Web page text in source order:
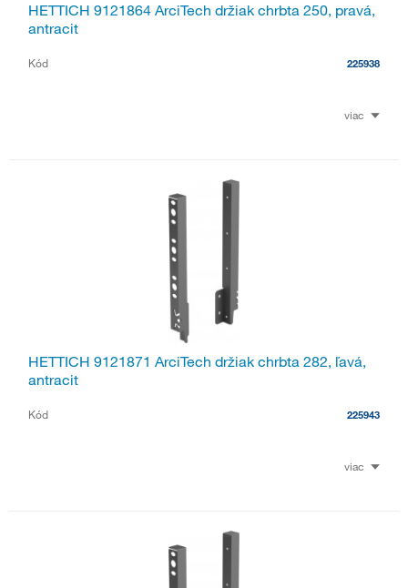
HETTICH 9121864 ArciTech držiak chrbta 250, pravá,
antracit
Kód 225938
viac
HETTICH 9121871 ArciTech držiak chrbta 282, ľavá,
antracit
Kód 225943
viac